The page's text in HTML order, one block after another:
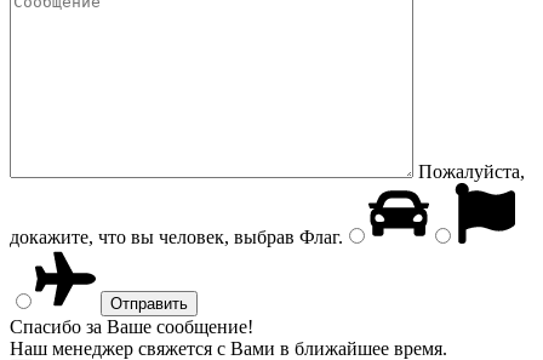
Пожалуйста,
докажите, что вы человек, выбрав Флаг.
Спасибо за Ваше сообщение!
Наш менеджер свяжется с Вами в ближайшее время.